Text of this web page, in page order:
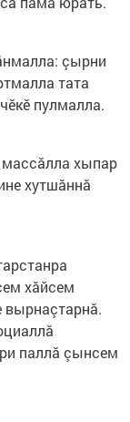
çырни
тата
пулмалла.
хыпар
хутшăннă
хăйсем
вырнаçтарнă.
паллă çынсем